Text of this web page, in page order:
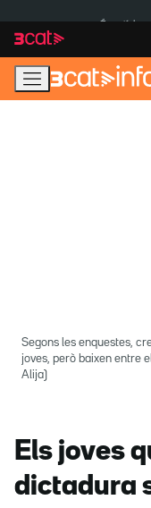
navegació
principal
contingut
Segons les enquestes,
joves, però baixen entre
Alija)
Els joves
dictadura